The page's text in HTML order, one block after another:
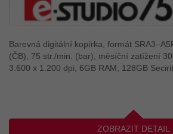
Barevná digitální kopírka, formát
(ČB), 75 str./min. (bar), měsíční zatížení
3.600 x 1.200 dpi, 6GB RAM, 128GB
ZOBRAZIT DETAIL